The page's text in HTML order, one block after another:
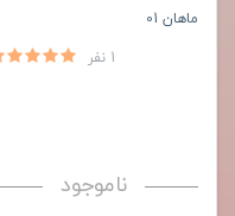
ماهان 01
1 نفر
ناموجود